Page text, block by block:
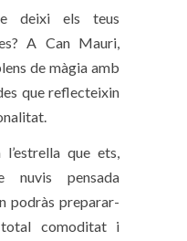
deixi els teus
A Can Mauri,
de màgia amb
que reflecteixin
que ets,
nuvis pensada
podràs preparar-
comoditat i